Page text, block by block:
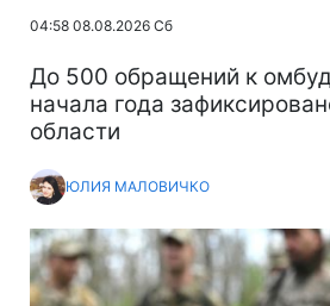
04:58 08.08.2026 Сб
До 500 обращений к
начала года
области
ЮЛИЯ МАЛОВИЧКО